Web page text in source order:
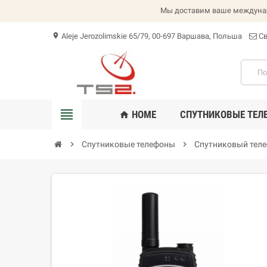
Мы доставим ваше
location_on Aleje Jerozolimskie 65/79, 00-697 Варшава, Польша
view_headline home HOME СПУТНИКОВЫЕ
chevron_right Спутниковые телефоны chevron_right Спутниковый